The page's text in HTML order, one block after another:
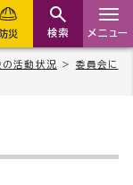
防災 検索 メニュー
の活動状況 > 委員会に